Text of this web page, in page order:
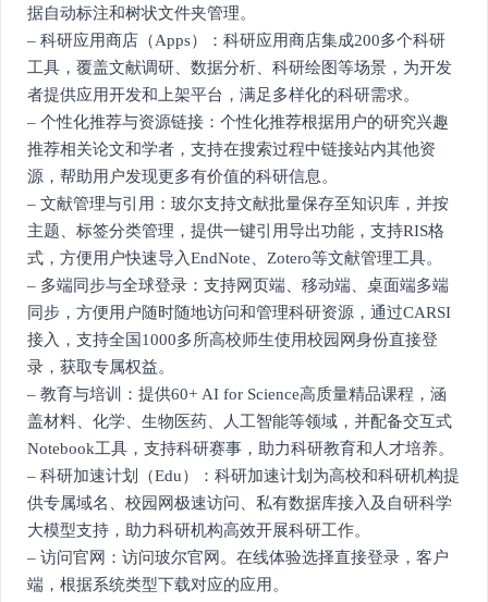
据自动标注和树状文件夹管理。
– 科研应用商店（Apps）：科研应用商店集成200多个科研
工具，覆盖文献调研、数据分析、科研绘图等场景，为开发
者提供应用开发和上架平台，满足多样化的科研需求。
– 个性化推荐与资源链接：个性化推荐根据用户的研究兴趣
推荐相关论文和学者，支持在搜索过程中链接站内其他资
源，帮助用户发现更多有价值的科研信息。
– 文献管理与引用：玻尔支持文献批量保存至知识库，并按
主题、标签分类管理，提供一键引用导出功能，支持RIS格
式，方便用户快速导入EndNote、Zotero等文献管理工具。
– 多端同步与全球登录：支持网页端、移动端、桌面端多端
同步，方便用户随时随地访问和管理科研资源，通过CARSI
接入，支持全国1000多所高校师生使用校园网身份直接登
录，获取专属权益。
– 教育与培训：提供60+ AI for Science高质量精品课程，涵
盖材料、化学、生物医药、人工智能等领域，并配备交互式
Notebook工具，支持科研赛事，助力科研教育和人才培养。
– 科研加速计划（Edu）：科研加速计划为高校和科研机构提
供专属域名、校园网极速访问、私有数据库接入及自研科学
大模型支持，助力科研机构高效开展科研工作。
– 访问官网：访问玻尔官网。在线体验选择直接登录，客户
端，根据系统类型下载对应的应用。